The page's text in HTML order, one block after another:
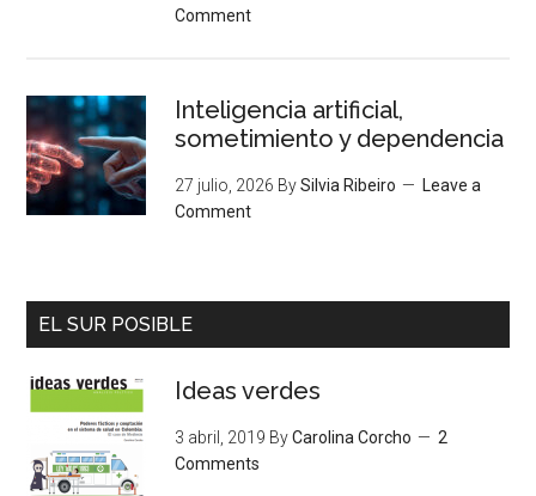
Comment
Inteligencia artificial,
sometimiento y dependencia
27 julio, 2026 BySilvia Ribeiro
Leave a
Comment
EL SUR POSIBLE
Ideas verdes
3 abril, 2019 ByCarolina Corcho
2
Comments